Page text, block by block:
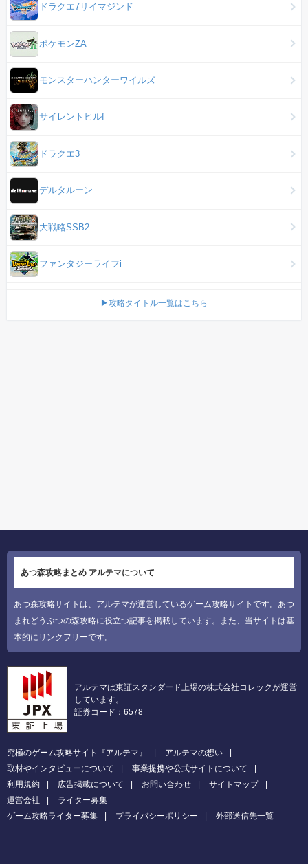
ドラクエ7リイマジンド
ポケモンZA
モンスターハンターワイルズ
サイレントヒルf
ドラクエ3
デルタルーン
大戦略SSB2
ファンタジーライフi
▶攻略タイトル一覧はこちら
あつ森攻略まとめ アルテマについて
あつ森攻略サイトは、アルテマが運営しているゲーム攻略サイトです。あつ
まれどうぶつの森攻略に役立つ記事を掲載しています。また、当サイトは基
本的にリンクフリーです。
アルテマは東証スタンダード上場の株式会社コレックが運営
しています。
証券コード：6578
究極のゲーム攻略サイト『アルテマ』
アルテマの想い
取材やインタビューについて
事業提携や公式サイトについて
利用規約
広告掲載について お問い合わせ
サイトマップ
運営会社
ライター募集
ゲーム攻略ライター募集
プライバシーポリシー 外部送信先一覧